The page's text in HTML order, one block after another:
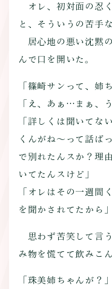
オレ、初対面の忍
と、そういうの苦手
居心地の悪い沈黙
んで口を開いた。
「篠崎サンって、姉
「え、あぁ…まぁ、
「詳しくは聞いてな
くんがね～って話ば
で別れたんスか？理
いてたんスけど」
「オレはその一週間
を聞かされてたから」
思わず苦笑して言
み物を慌てて飲みこ
「珠美姉ちゃんが？」